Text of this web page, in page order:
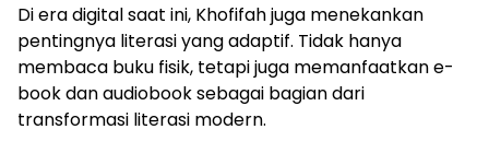
Di era digital saat ini, Khofifah juga menekankan
pentingnya literasi yang adaptif. Tidak hanya
membaca buku fisik, tetapi juga memanfaatkan e-
book dan audiobook sebagai bagian dari
transformasi literasi modern.